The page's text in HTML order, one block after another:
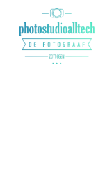
main
content